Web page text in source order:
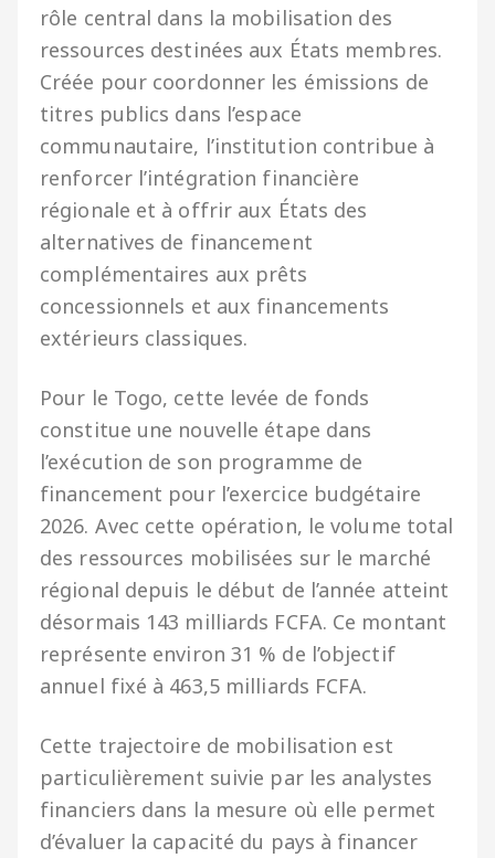
rôle central dans la mobilisation des
ressources destinées aux États membres.
Créée pour coordonner les émissions de
titres publics dans l’espace
communautaire, l’institution contribue à
renforcer l’intégration financière
régionale et à offrir aux États des
alternatives de financement
complémentaires aux prêts
concessionnels et aux financements
extérieurs classiques.
Pour le Togo, cette levée de fonds
constitue une nouvelle étape dans
l’exécution de son programme de
financement pour l’exercice budgétaire
2026. Avec cette opération, le volume total
des ressources mobilisées sur le marché
régional depuis le début de l’année atteint
désormais 143 milliards FCFA. Ce montant
représente environ 31 % de l’objectif
annuel fixé à 463,5 milliards FCFA.
Cette trajectoire de mobilisation est
particulièrement suivie par les analystes
financiers dans la mesure où elle permet
d’évaluer la capacité du pays à financer